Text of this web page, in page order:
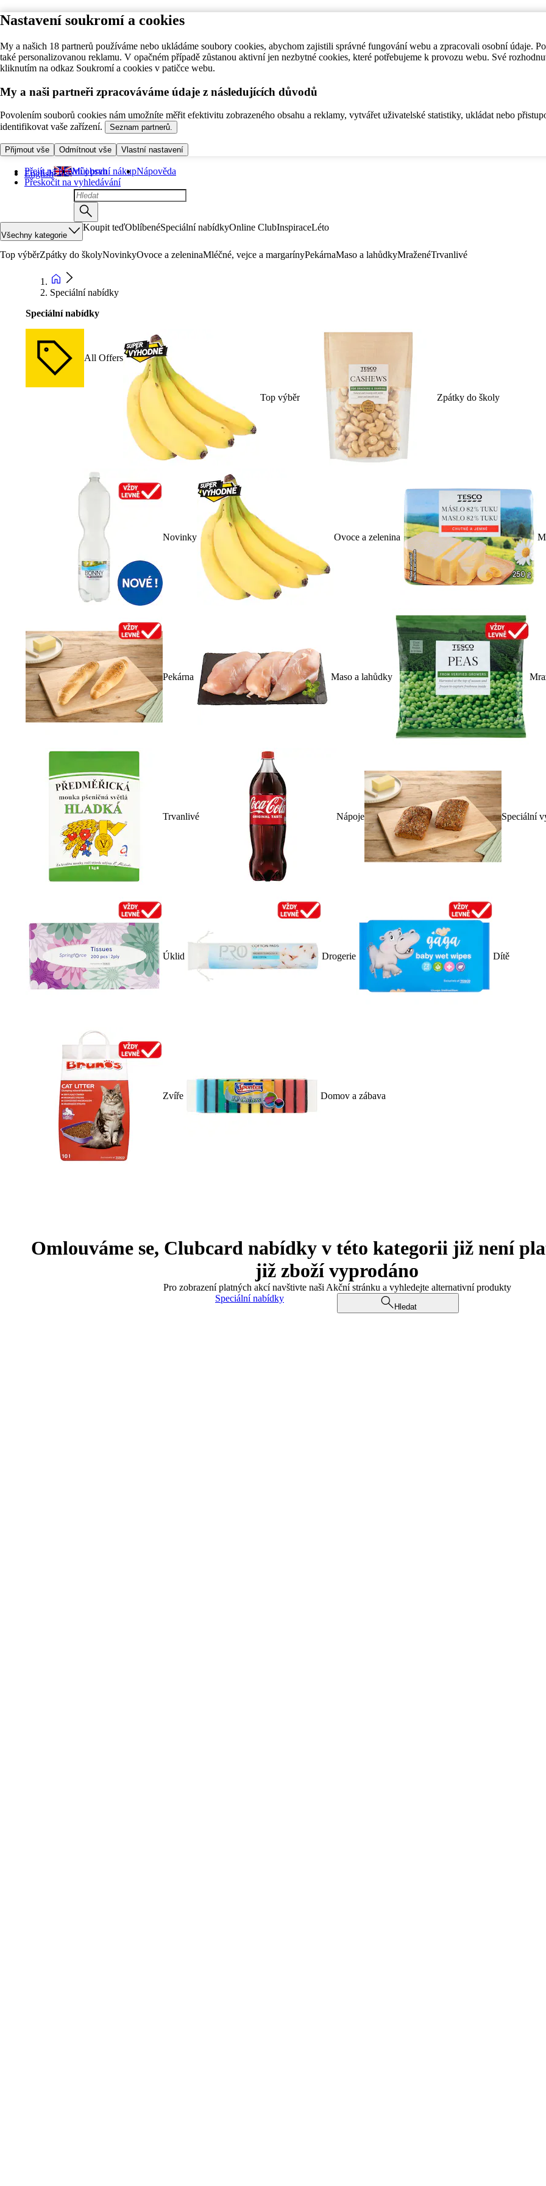
Nastavení soukromí a cookies
My a našich 18 partnerů používáme nebo ukládáme soubory cookies, abychom zajistili správné fungování webu a zpracovali osobní údaje.
také personalizovanou reklamu. V opačném případě zůstanou aktivní jen nezbytné cookies, které potřebujeme k provozu webu. Své
kliknutím na odkaz Soukromí a cookies v patičce webu.
My a naši partneři zpracováváme údaje z následujících důvodů
Povolením souborů cookies nám umožníte měřit efektivitu zobrazeného obsahu a reklamy, vytvářet uživatelské statistiky, ukládat nebo
identifikovat vaše zařízení.
Seznam partnerů.
Přijmout vše Odmítnout vše Vlastní nastavení
Přejít na hlavní obsah
Přeskočit na vyhledávání
English Můj první nákupNápověda
Všechny kategorie
Koupit teďOblíbenéSpeciální nabídkyOnline ClubInspiraceLéto
Top výběrZpátky do školyNovinkyOvoce a zeleninaMléčné, vejce a margarínyPekárnaMaso a lahůdkyMraženéTrvanlivé
Speciální nabídky
Speciální nabídky
All Offers
Top výběr Zpátky do školy
Novinky Ovoce a zelenina
Pekárna Maso a lahůdky
Trvanlivé Nápoje Speciální
Úklid Drogerie Dítě
Zvíře Domov a zábava
Omlouváme se, Clubcard nabídky v této kategorii již není
již zboží vyprodáno
Pro zobrazení platných akcí navštivte naši Akční stránku a vyhledejte alternativní produkty
Speciální nabídky
Hledat